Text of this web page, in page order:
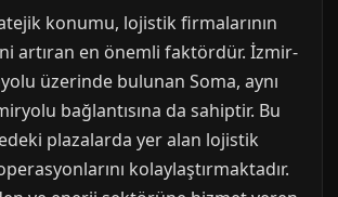
konumu, lojistik firmalarının
artıran en önemli faktördür. İzmir-
üzerinde bulunan Soma, aynı
bağlantısına da sahiptir. Bu
plazalarda yer alan lojistik
kolaylaştırmaktadır.